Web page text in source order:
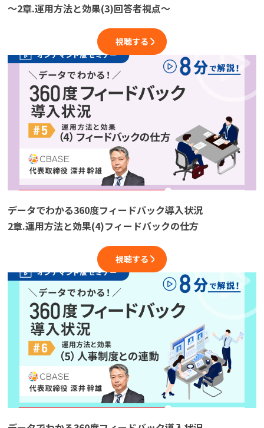
〜2章.運用方法と効果(3)回答者視点〜
視聴する
データでわかる360度フィードバック導入状況
2章.運用方法と効果(4)フィードバックの仕方
視聴する